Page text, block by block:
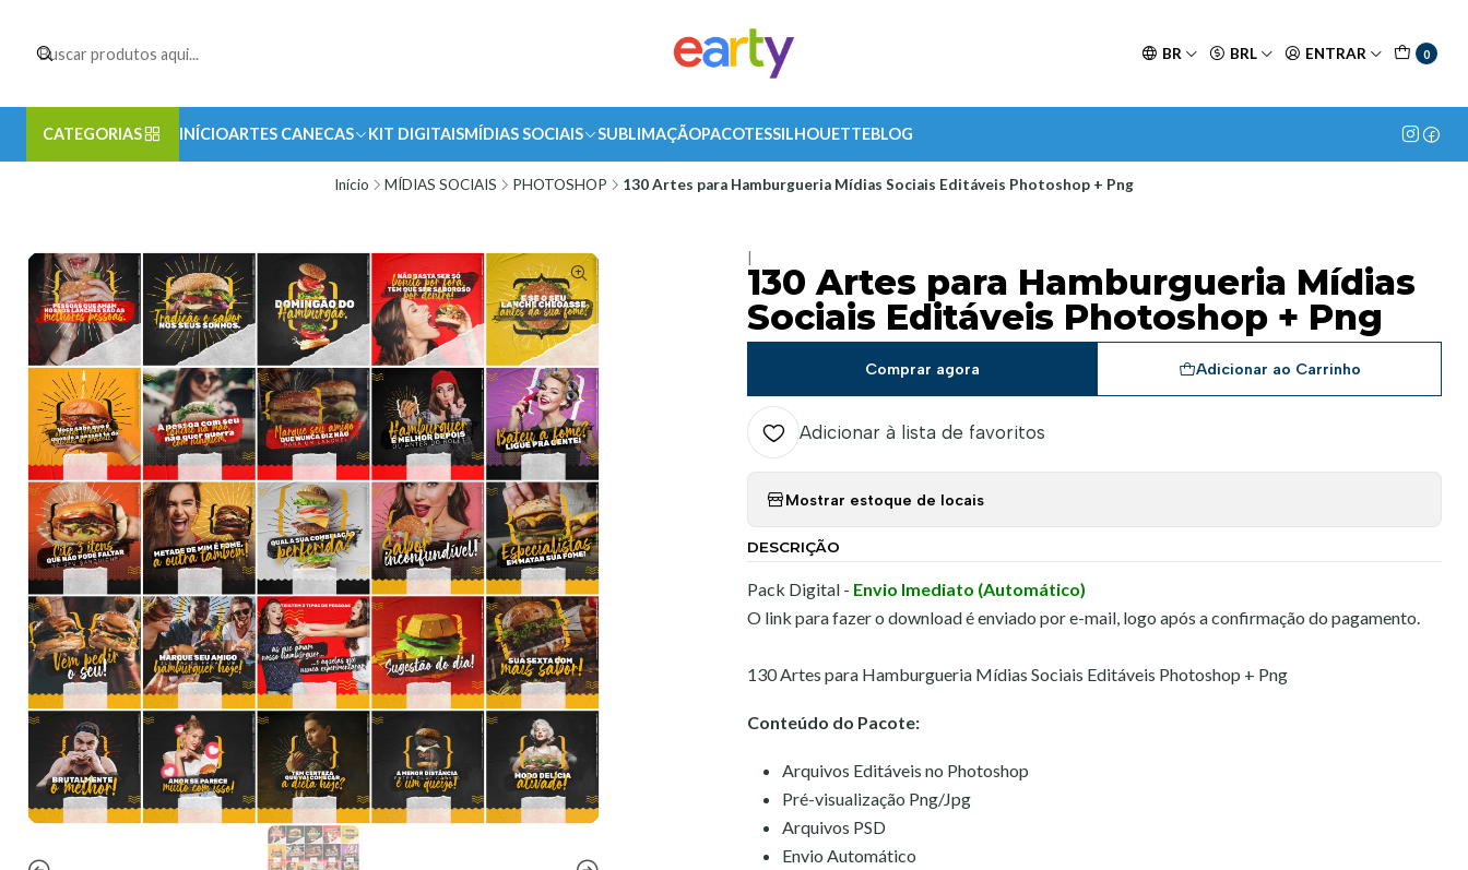
BR BRL ENTRAR 0
CATEGORIAS INÍCIOARTES CANECAS KIT DIGITAISMÍDIAS SOCIAIS SUBLIMAÇÃOPACOTESSILHOUETTEBLOG
Início MÍDIAS SOCIAIS PHOTOSHOP 130 Artes para Hamburgueria Mídias Sociais Editáveis Photoshop + Png
130 Artes para Hamburgueria Mídias
Sociais Editáveis Photoshop + Png
Adicionar ao Carrinho
Comprar agora
Adicionar à lista de favoritos
Mostrar estoque de locais
DESCRIÇÃO
Pack Digital - Envio Imediato (Automático)
O link para fazer o download é enviado por e-mail, logo após a confirmação do pagamento.
130 Artes para Hamburgueria Mídias Sociais Editáveis Photoshop + Png
Conteúdo do Pacote:
Arquivos Editáveis no Photoshop
Pré-visualização Png/Jpg
Arquivos PSD
Envio Automático